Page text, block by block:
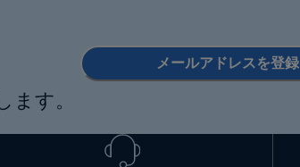
ます。
メールアドレスを登録